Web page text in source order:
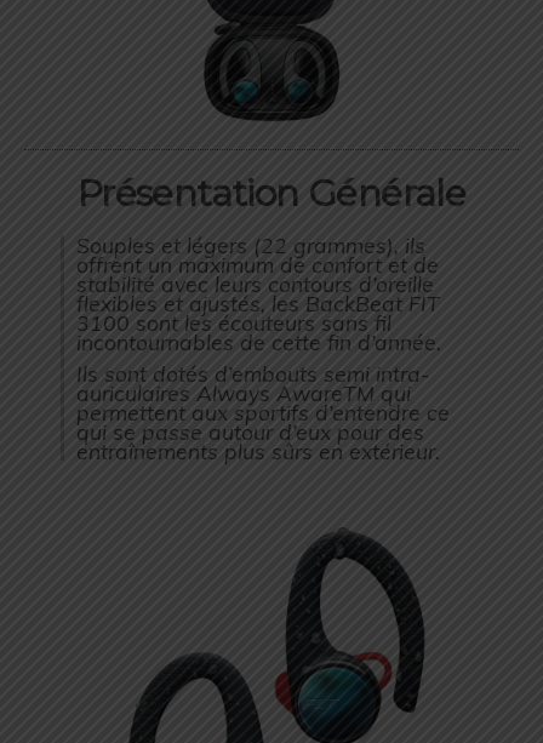
Présentation Générale
Souples et légers (22 grammes), ils
offrent un maximum de confort et de
stabilité avec leurs contours d’oreille
flexibles et ajustés, les BackBeat FIT
3100 sont les écouteurs sans fil
incontournables de cette fin d’année.
Ils sont dotés d’embouts semi intra-
auriculaires Always AwareTM qui
permettent aux sportifs d’entendre ce
qui se passe autour d’eux pour des
entraînements plus sûrs en extérieur.